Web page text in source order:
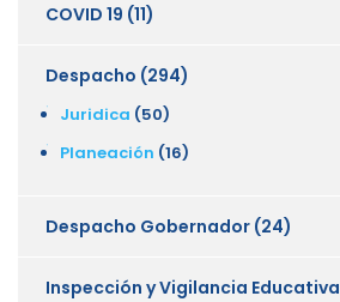
COVID 19 (11)
Despacho (294)
Juridica (50)
Planeación (16)
Despacho Gobernador (24)
Inspección y Vigilancia Educativa